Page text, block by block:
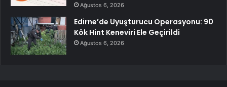
Ağustos 6, 2026
Edirne’de Uyuşturucu Operasyonu: 90
Kök Hint Keneviri Ele Geçirildi
Ağustos 6, 2026